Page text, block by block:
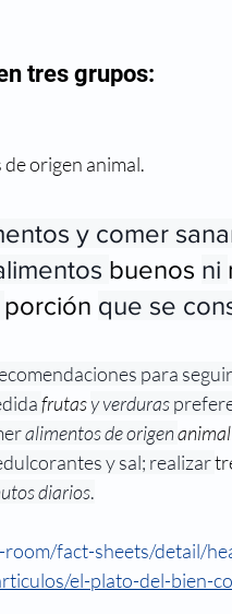
tres grupos:
origen animal.
y comer
buenos ni
porción que se
para
frutas y verduras
alimentos de origen animal
y sal; realizar
diarios.
fact-sheets/detail/
el-plato-del-bien-